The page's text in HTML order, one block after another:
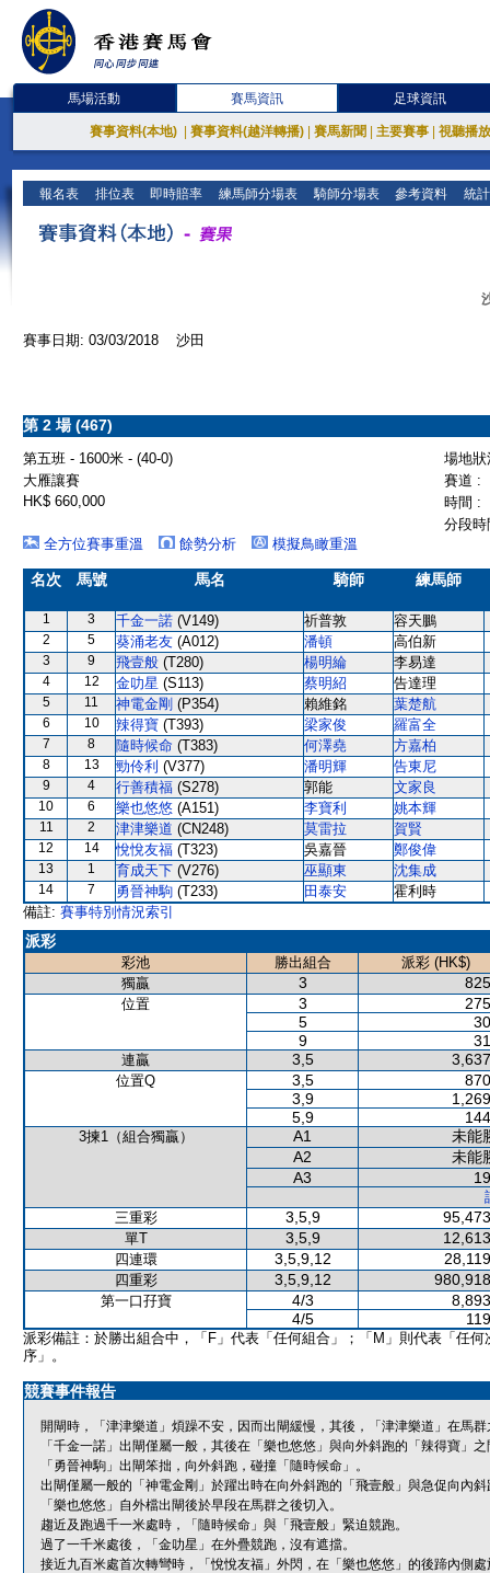
馬場活動 賽馬資訊 足球資訊
賽事資料(本地) 賽事資料(越洋轉播) 賽馬新聞 主要賽事 視聽播
報名表 排位表 即時賠率 練馬師分場表 騎師分場表 參考資料 統
賽事日期: 03/03/2018 沙田
第 2 場 (467)
第五班 - 1600米 - (40-0)
場地
大雁讓賽
賽道 :
HK$ 660,000
時間 :
分段
全方位賽事重溫
餘勢分析 模擬鳥瞰重溫
名次 馬號 馬名 騎師 練馬師
1 3 千金一諾 (V149) 祈普敦 容天鵬
2 5 葵涌老友 (A012) 潘頓 高伯新
3 9 飛壹般 (T280) 楊明綸 李易達
4 12 金叻星 (S113) 蔡明紹 告達理
5 11 神電金剛 (P354) 賴維銘 葉楚航
6 10 辣得寶 (T393) 梁家俊 羅富全
7 8 隨時候命 (T383) 何澤堯 方嘉柏
8 13 勁伶利 (V377) 潘明輝 告東尼
9 4 行善積福 (S278) 郭能 文家良
10 6 樂也悠悠 (A151) 李寶利 姚本輝
11 2 津津樂道 (CN248) 莫雷拉 賀賢
12 14 悅悅友福 (T323) 吳嘉晉 鄭俊偉
13 1 育成天下 (V276) 巫顯東 沈集成
14 7 勇晉神駒 (T233) 田泰安
霍利時
備註: 賽事特別情況索引
派彩
彩池 勝出組合
派彩 (HK$)
獨贏
3
位置 3
5
9
連贏 3,5
位置Q 3,5
3,9
5,9
3揀1（組合獨贏） A1
未能
A2
未能
A3
三重彩
3,5,9
單T 3,5,9
四連環 3,5,9,12
四重彩 3,5,9,12
第一口孖寶 4/3
4/5
派彩備註：於勝出組合中，「F」代表「任何組合」；「M」則代表「任何
序」。
競賽事件報告
開閘時，「津津樂道」煩躁不安，因而出閘緩慢，其後，「津津樂道」在馬
「千金一諾」出閘僅屬一般，其後在「樂也悠悠」與向外斜跑的「辣得寶」
「勇晉神駒」出閘笨拙，向外斜跑，碰撞「隨時候命」。
出閘僅屬一般的「神電金剛」於躍出時在向外斜跑的「飛壹般」與急促向內
「樂也悠悠」自外檔出閘後於早段在馬群之後切入。
趨近及跑過千一米處時，「隨時候命」與「飛壹般」緊迫競跑。
過了一千米處後，「金叻星」在外疊競跑，沒有遮擋。
接近九百米處首次轉彎時，「悅悅友福」外閃，在「樂也悠悠」的後蹄內側